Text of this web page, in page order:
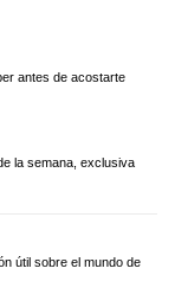
antes de acostarte
la semana, exclusiva
útil sobre el mundo de